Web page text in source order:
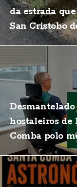
da estrada
San Cristobo
hostaleiros de
Comba polo